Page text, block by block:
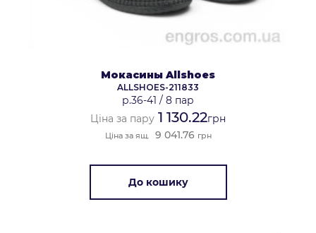
Мокасины Allshoes
ALLSHOES-211833
р.36-41 / 8 пар
Ціна за пару 1 130.22грн
Ціна за ящ. 9 041.76 грн
До кошику